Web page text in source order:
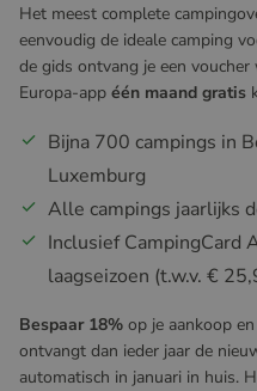
Het meest complete
eenvoudig de ideale camping
de gids ontvang je een
Europa-app één maand gratis
Bijna 700 campings in
Luxemburg
Alle campings jaarlijks
Inclusief CampingCard
laagseizoen (t.w.v. €
Bespaar 18% op je aankoop
ontvangt dan ieder jaar de
automatisch in januari in huis.